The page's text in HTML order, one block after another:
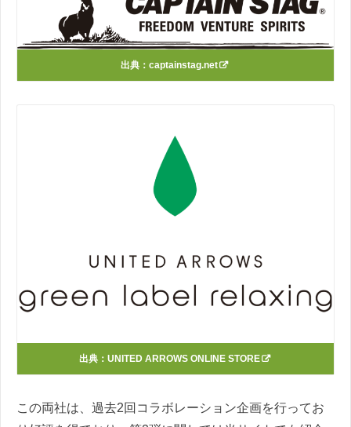
出典： captainstag.net
出典： UNITED ARROWS ONLINE STORE
この両社は、過去2回コラボレーション企画を行ってお